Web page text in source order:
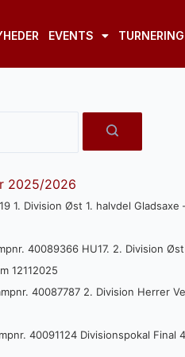
EVENTS TURNERING
2025/2026
1. Division Øst 1. halvdel
40089366 HU17. 2. Division
12112025
40087787 2. Division Herrer
40091124 Divisionspokal Final